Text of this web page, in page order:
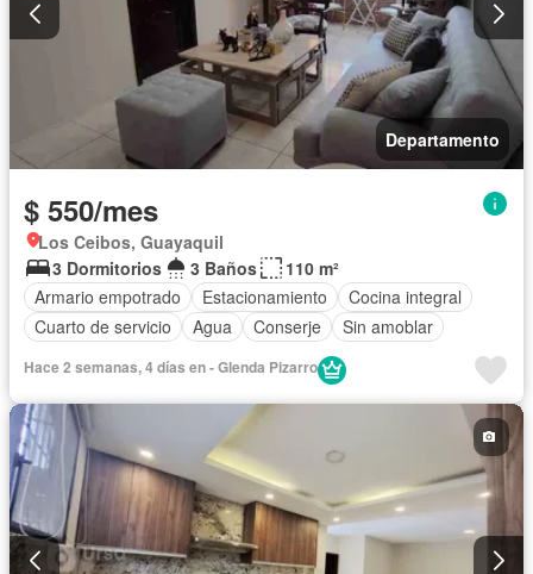
Departamento
$ 550/mes
Los Ceibos, Guayaquil
3 Dormitorios
3 Baños
110 m²
Armario empotrado
Estacionamiento
Cocina integral
Cuarto de servicio
Agua Conserje Sin amoblar
Hace 2 semanas, 4 días en - Glenda Pizarro